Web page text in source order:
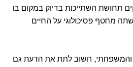
תחושת השתייכות בדיוק במקום בו
מחטף פסיכולוגי על החיים
והמשפחתי, חשוב לתת את הדעת גם